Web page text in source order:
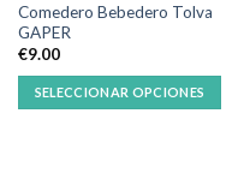
Comedero Bebedero Tolva
GAPER
€9.00
SELECCIONAR OPCIONES